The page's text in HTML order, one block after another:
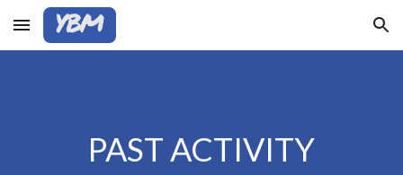
Skip to main content Skip to navigation
PAST ACTIVITY